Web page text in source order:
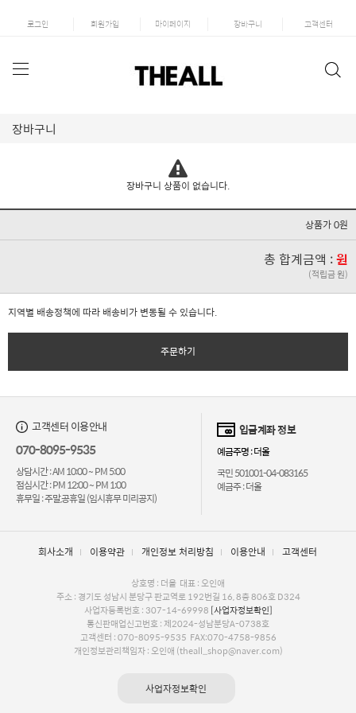
로그인 회원가입 마이페이지 장바구니 고객센터
장바구니
장바구니 상품이 없습니다.
상품가 0원
총 합계금액 :원
(적립금 원)
지역별 배송정책에 따라 배송비가 변동될 수 있습니다.
주문하기
고객센터 이용안내
070-8095-9535
상담시간 : AM 10:00 ~ PM 5:00
점심시간 : PM 12:00 ~ PM 1:00
휴무일 : 주말,공휴일 (임시휴무 미리공지)
입금계좌 정보
예금주명 : 더올
국민 501001-04-083165
예금주 : 더올
회사소개 이용약관 개인정보 처리방침 이용안내 고객센터
상호명 : 더올 대표 : 오인애
주소 : 경기도 성남시 분당구 판교역로 192번길 16, 8층 806호 D324
사업자등록번호 : 307-14-69998 [사업자정보확인]
통신판매업신고번호 : 제2024-성남분당A-0738호
고객센터 : 070-8095-9535 FAX:070-4758-9856
개인정보관리책임자 : 오인애 (theall_shop@naver.com)
사업자정보확인